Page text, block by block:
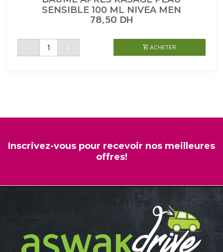
SENSIBLE 100 ML NIVEA MEN
78,50 DH
-
quantité
BAUME
+ ACHETER
Inscrivez-vous pour recevoir nos meilleures
offres!